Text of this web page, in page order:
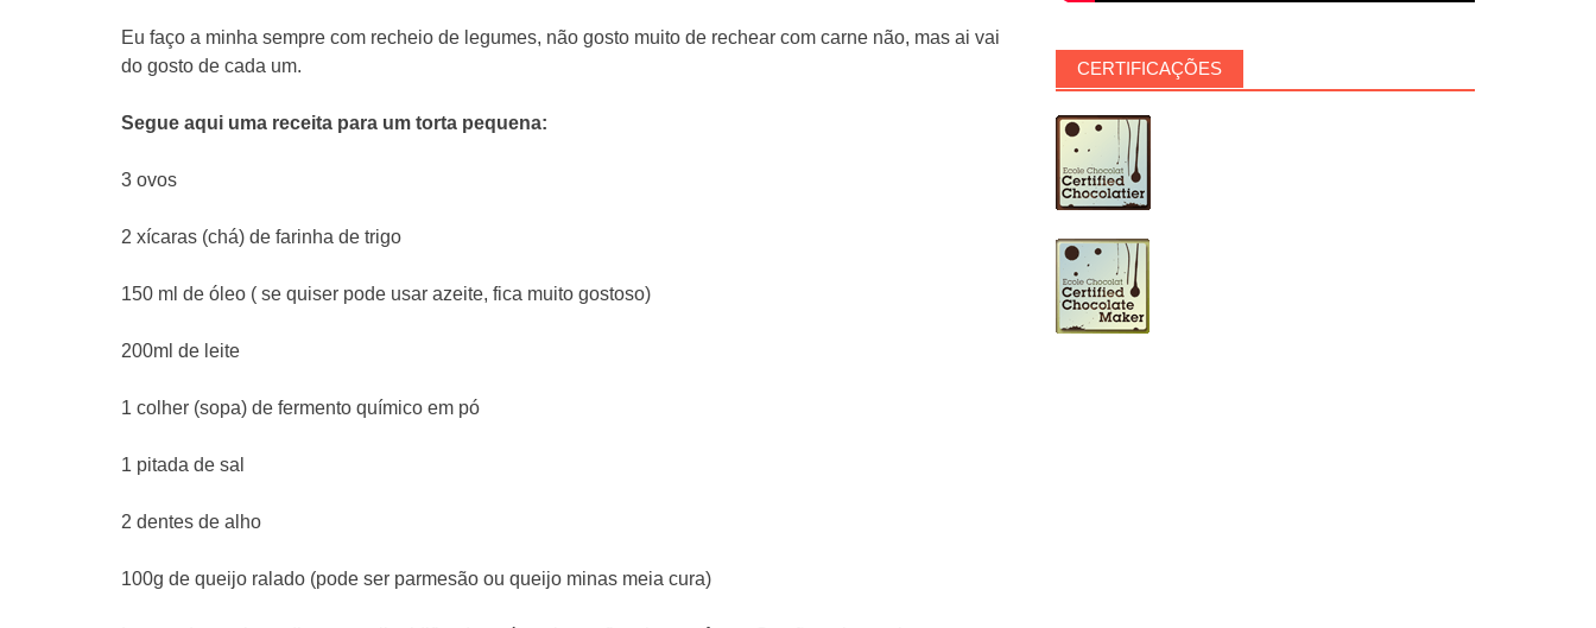
Eu faço a minha sempre com recheio de legumes, não gosto muito de rechear com carne não, mas ai vai
do gosto de cada um.
Segue aqui uma receita para um torta pequena:
3 ovos
2 xícaras (chá) de farinha de trigo
150 ml de óleo ( se quiser pode usar azeite, fica muito gostoso)
200ml de leite
1 colher (sopa) de fermento químico em pó
1 pitada de sal
2 dentes de alho
100g de queijo ralado (pode ser parmesão ou queijo minas meia cura)
CERTIFICAÇÕES